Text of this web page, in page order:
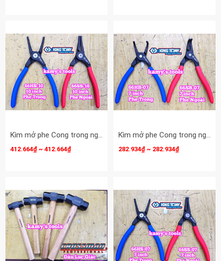
Kìm mở phe Cong trong ngoài 10 inch Kingtony 66HS-10 66SS-10 mở phe 40-100mm
412.664₫ ~ 412.664₫
Kìm mở phe Cong trong ngoài 7 inch Kingtony 66HB-07 66SB-07 mở phe 19-60mm
282.934₫ ~ 282.934₫